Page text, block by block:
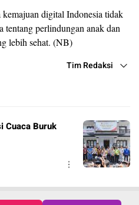
digital Indonesia tidak
tentang perlindungan anak dan
lebih sehat. (NB)
Tim Redaksi
Cuaca Buruk